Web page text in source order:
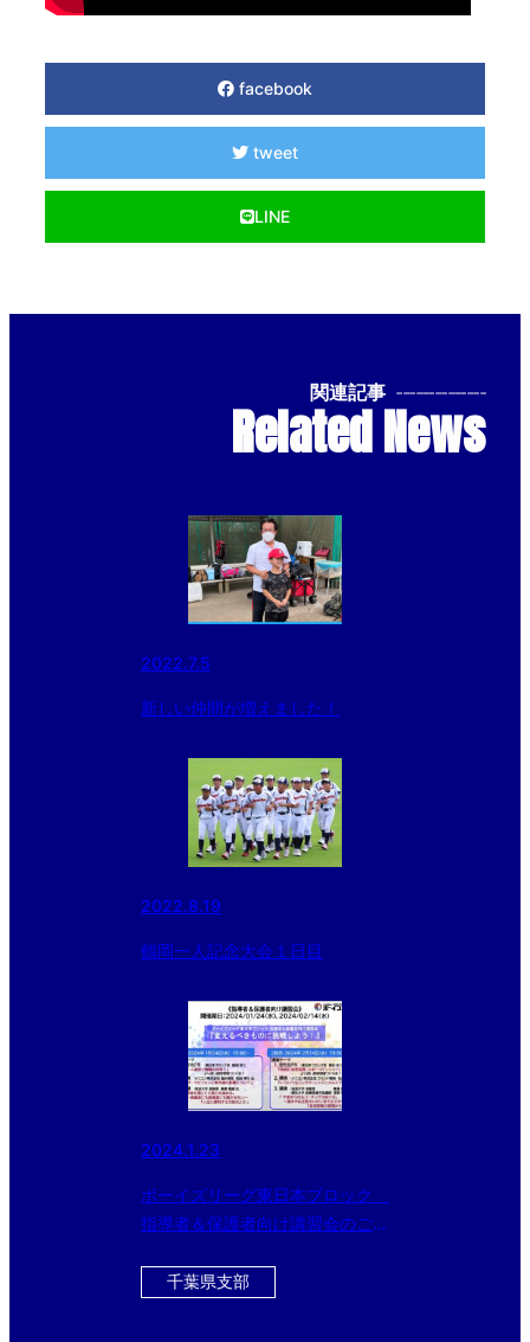
facebook
tweet
LINE
関連記事 --------------
Related News
2022.7.5
新しい仲間が増えました！
2022.8.19
鶴岡一人記念大会１日目
2024.1.23
ボーイズリーグ東日本ブロック
指導者＆保護者向け講習会のご案
千葉県支部